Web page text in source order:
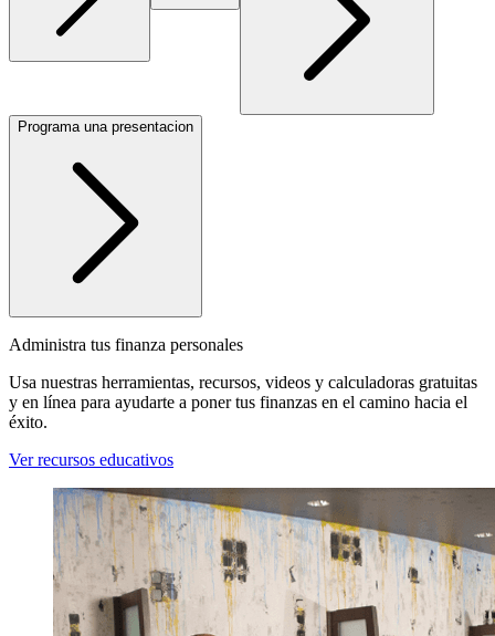
Programa una presentacion
Administra tus finanza personales
Usa nuestras herramientas, recursos, videos y calculadoras gratuitas
y en línea para ayudarte a poner tus finanzas en el camino hacia el
éxito.
Ver recursos educativos